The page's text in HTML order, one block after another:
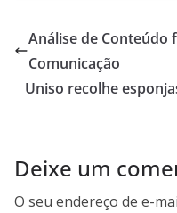
Análise de Conteúdo
Comunicação
Uniso recolhe
Deixe um
O seu endereço de e-